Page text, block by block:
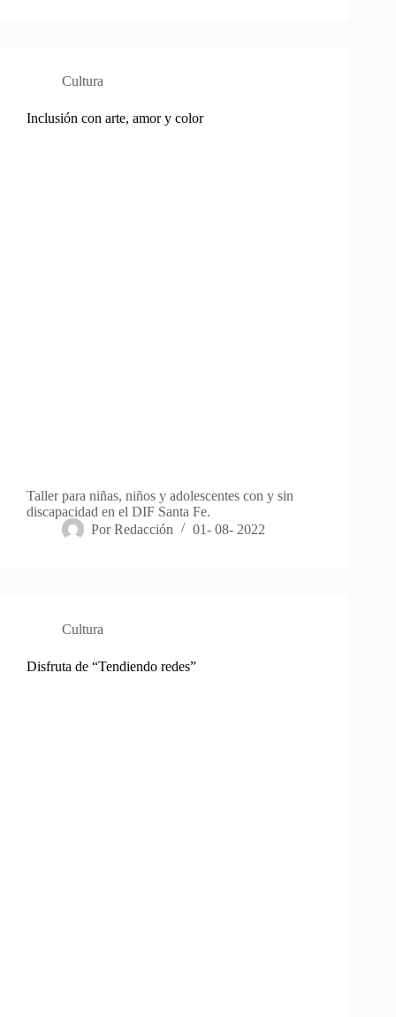
Cultura
Inclusión con arte, amor y color
Taller para niñas, niños y adolescentes con y sin
discapacidad en el DIF Santa Fe.
Por Redacción 01- 08- 2022
Cultura
Disfruta de “Tendiendo redes”